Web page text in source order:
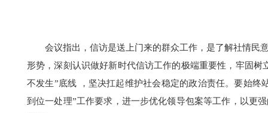
会议指出，信访是送上门来的群众工作，是了解社情民
形势，深刻认识做好新时代信访工作的极端重要性，牢固
不发生”底线 ，坚决扛起维护社会稳定的政治责任。要始
到位一处理”工作要求，进一步优化领导包案等工作，以更